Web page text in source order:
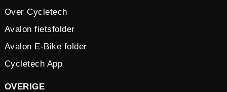
Over Cycletech
Avalon fietsfolder
Avalon E-Bike folder
Cycletech App
OVERIGE